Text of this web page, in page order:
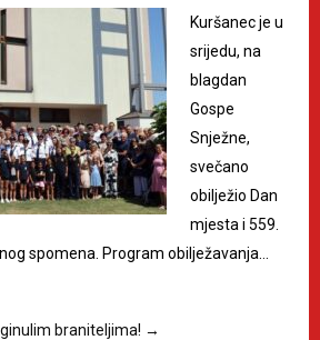
Kuršanec je u
srijedu, na
blagdan
Gospe
Snježne,
svečano
obilježio Dan
mjesta i 559.
spomena. Program obilježavanja…
braniteljima! →